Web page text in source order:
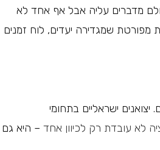
מדברים עליה אבל אף אחד לא
מפורטת שמגדירה יעדים, לוח זמנים
ישראליים בתחומי
לא עובדת רק לכיוון אחד – היא גם